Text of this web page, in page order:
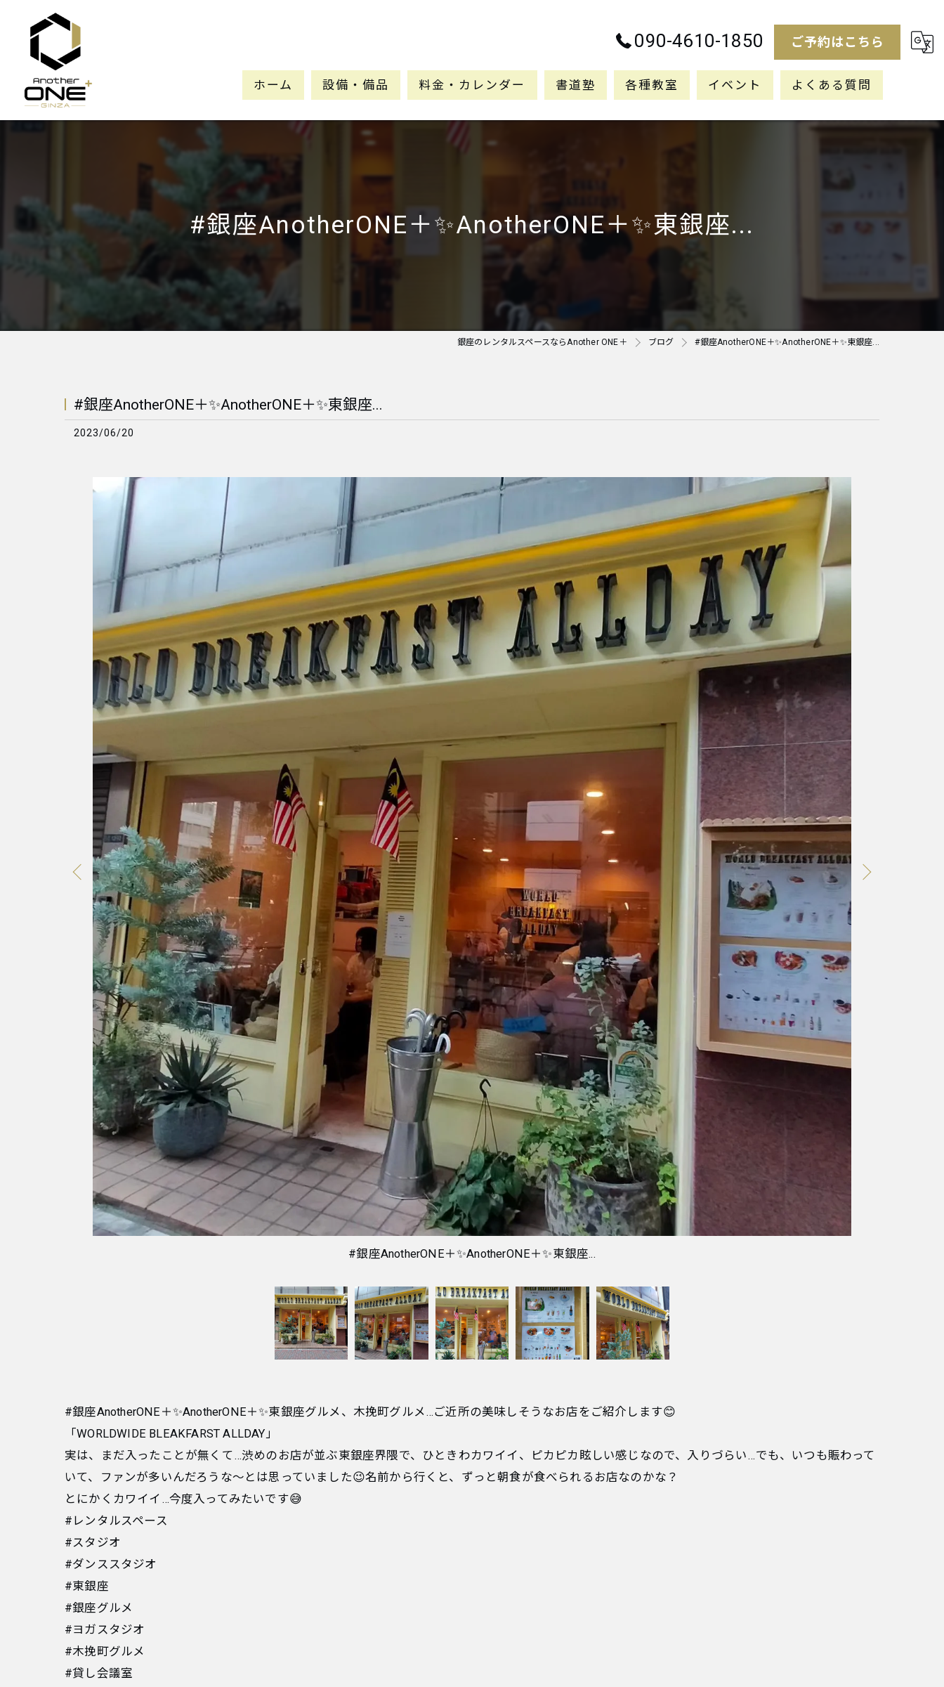
090-4610-1850 ご予約はこちら
ホーム 設備・備品 料金・カレンダー 書道塾 各種教室 イベント よくある質問
#銀座AnotherONE＋✨AnotherONE＋✨東銀座...
銀座のレンタルスペースならAnother ONE＋ ブログ #銀座AnotherONE＋✨AnotherONE＋✨東銀座...
#銀座AnotherONE＋✨AnotherONE＋✨東銀座...
2023/06/20
#銀座AnotherONE＋✨AnotherONE＋✨東銀座...
#銀座AnotherONE＋✨AnotherONE＋✨東銀座グルメ、木挽町グルメ…ご近所の美味しそうなお店をご紹介します😊
「WORLDWIDE BLEAKFARST ALLDAY」
実は、まだ入ったことが無くて…渋めのお店が並ぶ東銀座界隈で、ひときわカワイイ、ピカピカ眩しい感じなので、入りづらい…でも、いつも賑わって
いて、ファンが多いんだろうな〜とは思っていました😉名前から行くと、ずっと朝食が食べられるお店なのかな？
とにかくカワイイ…今度入ってみたいです😅
#レンタルスペース
#スタジオ
#ダンススタジオ
#東銀座
#銀座グルメ
#ヨガスタジオ
#木挽町グルメ
#貸し会議室